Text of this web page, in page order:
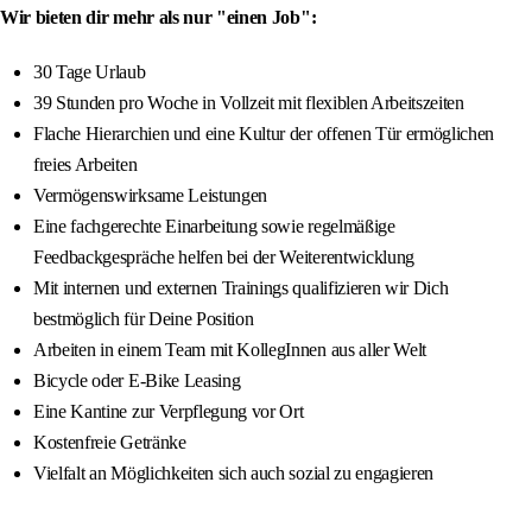
Wir bieten dir mehr als nur "einen Job":
30 Tage Urlaub
39 Stunden pro Woche in Vollzeit mit flexiblen Arbeitszeiten
Flache Hierarchien und eine Kultur der offenen Tür ermöglichen
freies Arbeiten
Vermögenswirksame Leistungen
Eine fachgerechte Einarbeitung sowie regelmäßige
Feedbackgespräche helfen bei der Weiterentwicklung
Mit internen und externen Trainings qualifizieren wir Dich
bestmöglich für Deine Position
Arbeiten in einem Team mit KollegInnen aus aller Welt
Bicycle oder E-Bike Leasing
Eine Kantine zur Verpflegung vor Ort
Kostenfreie Getränke
Vielfalt an Möglichkeiten sich auch sozial zu engagieren